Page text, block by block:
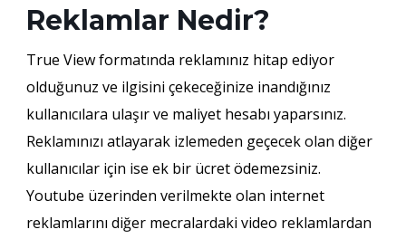
Reklamlar Nedir?
True View formatında reklamınız hitap ediyor
olduğunuz ve ilgisini çekeceğinize inandığınız
kullanıcılara ulaşır ve maliyet hesabı yaparsınız.
Reklamınızı atlayarak izlemeden geçecek olan diğer
kullanıcılar için ise ek bir ücret ödemezsiniz.
Youtube üzerinden verilmekte olan internet
reklamlarını diğer mecralardaki video reklamlardan